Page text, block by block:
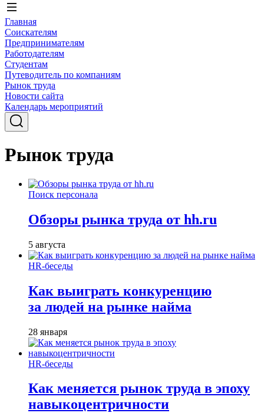
Главная
Соискателям
Предпринимателям
Работодателям
Студентам
Путеводитель по компаниям
Рынок труда
Новости сайта
Календарь мероприятий
Рынок труда
Поиск персонала
Обзоры рынка труда от hh.ru
5 августа
HR-беседы
Как выиграть конкуренцию
за людей на рынке найма
28 января
HR-беседы
Как меняется рынок труда в эпоху
навыкоцентричности